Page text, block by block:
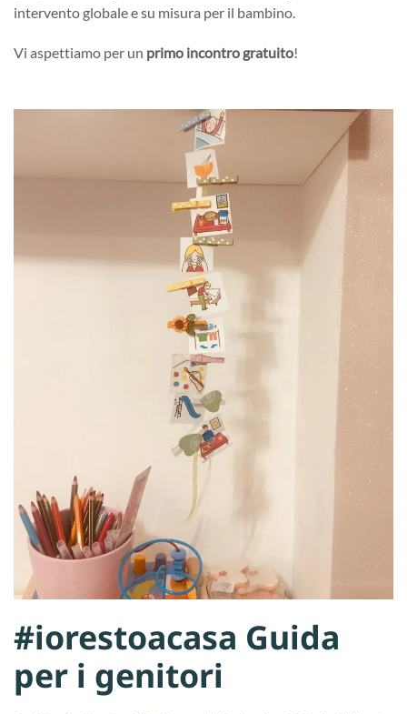
intervento globale e su misura per il bambino.
Vi aspettiamo per un primo incontro gratuito!
#iorestoacasa Guida
per i genitori